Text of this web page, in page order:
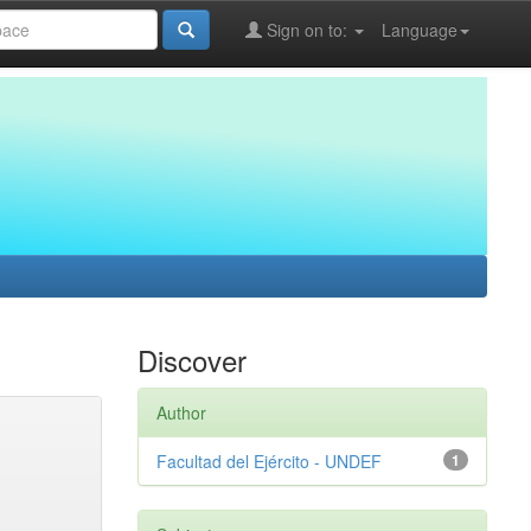
Language
Sign on to:
Discover
Author
1
Facultad del Ejército - UNDEF